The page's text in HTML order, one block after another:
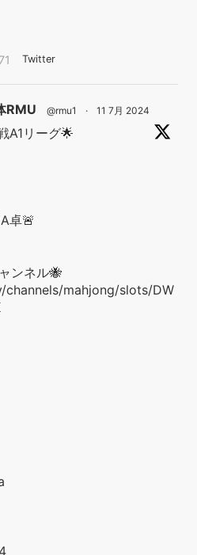
71 Twitter
RMU @rmu1 · 11 7月 2024
A1リーグ🌟
卓🚨
ンネル🐝
channels/mahjong/slots/DW